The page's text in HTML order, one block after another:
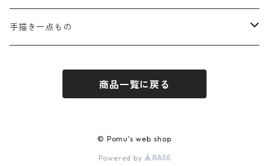
冬
手描き一点もの
手描きウォールポケット
商品一覧に戻る
© Pomu's web shop
Powered by